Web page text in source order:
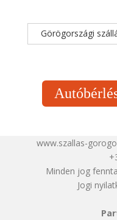
Görögországi
www.szallas-
Minden jog
Jogi